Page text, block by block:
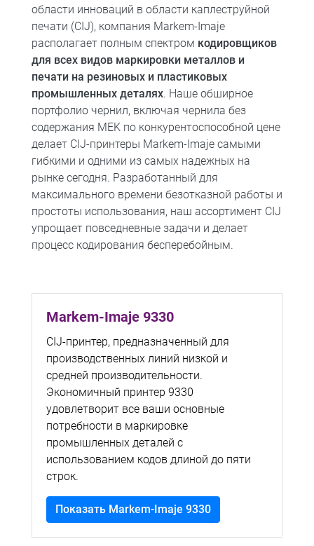
области инноваций в области каплеструйной
печати (CIJ), компания Markem-Imaje
располагает полным спектром кодировщиков
для всех видов маркировки металлов и
печати на резиновых и пластиковых
промышленных деталях. Наше обширное
портфолио чернил, включая чернила без
содержания MEK по конкурентоспособной цене
делает CIJ-принтеры Markem-Imaje самыми
гибкими и одними из самых надежных на
рынке сегодня. Разработанный для
максимального времени безотказной работы и
простоты использования, наш ассортимент CIJ
упрощает повседневные задачи и делает
процесс кодирования бесперебойным.
Markem-Imaje 9330
CIJ-принтер, предназначенный для
производственных линий низкой и
средней производительности.
Экономичный принтер 9330
удовлетворит все ваши основные
потребности в маркировке
промышленных деталей с
использованием кодов длиной до пяти
строк.
Показать Markem-Imaje 9330